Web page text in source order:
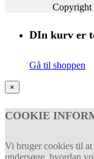
Copyright
DIn kurv er
Gå til shoppen
×
COOKIE
Vi bruger cookies til
undersøge, hvordan